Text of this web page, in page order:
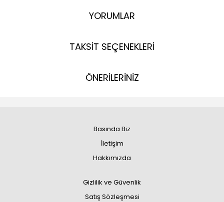
YORUMLAR
TAKSİT SEÇENEKLERİ
ÖNERİLERİNİZ
Basında Biz
İletişim
Hakkımızda
Gizlilik ve Güvenlik
Satış Sözleşmesi